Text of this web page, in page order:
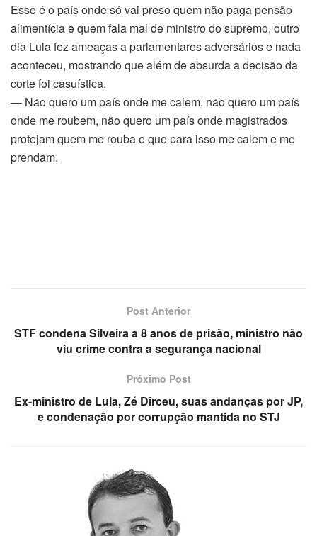
Esse é o país onde só vai preso quem não paga pensão
alimentícia e quem fala mal de ministro do supremo, outro
dia Lula fez ameaças a parlamentares adversários e nada
aconteceu, mostrando que além de absurda a decisão da
corte foi casuística.
— Não quero um país onde me calem, não quero um país
onde me roubem, não quero um país onde magistrados
protejam quem me rouba e que para isso me calem e me
prendam.
Post Anterior
STF condena Silveira a 8 anos de prisão, ministro não
viu crime contra a segurança nacional
Próximo Post
Ex-ministro de Lula, Zé Dirceu, suas andanças por JP,
e condenação por corrupção mantida no STJ